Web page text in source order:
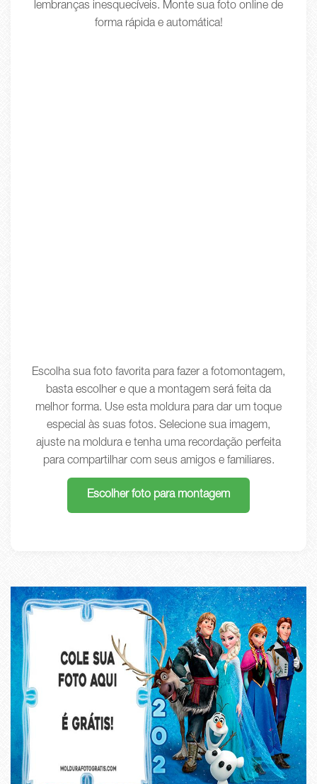
lembranças inesquecíveis. Monte sua foto online de
forma rápida e automática!
Escolha sua foto favorita para fazer a fotomontagem,
basta escolher e que a montagem será feita da
melhor forma. Use esta moldura para dar um toque
especial às suas fotos. Selecione sua imagem,
ajuste na moldura e tenha uma recordação perfeita
para compartilhar com seus amigos e familiares.
Escolher foto para montagem